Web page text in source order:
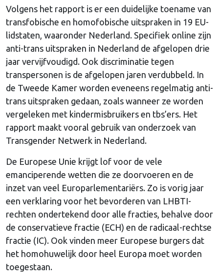
Volgens het rapport is er een duidelijke toename van
transfobische en homofobische uitspraken in 19 EU-
lidstaten, waaronder Nederland. Specifiek online zijn
anti-trans uitspraken in Nederland de afgelopen drie
jaar vervijfvoudigd. Ook discriminatie tegen
transpersonen is de afgelopen jaren verdubbeld. In
de Tweede Kamer worden eveneens regelmatig anti-
trans uitspraken gedaan, zoals wanneer ze worden
vergeleken met kindermisbruikers en tbs’ers. Het
rapport maakt vooral gebruik van onderzoek van
Transgender Netwerk in Nederland.
De Europese Unie krijgt lof voor de vele
emanciperende wetten die ze doorvoeren en de
inzet van veel Europarlementariërs. Zo is vorig jaar
een verklaring voor het bevorderen van LHBTI-
rechten ondertekend door alle fracties, behalve door
de conservatieve fractie (ECH) en de radicaal-rechtse
fractie (IC). Ook vinden meer Europese burgers dat
het homohuwelijk door heel Europa moet worden
toegestaan.